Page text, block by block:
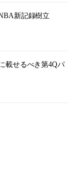
新記録樹立
載せるべき第4Qパ